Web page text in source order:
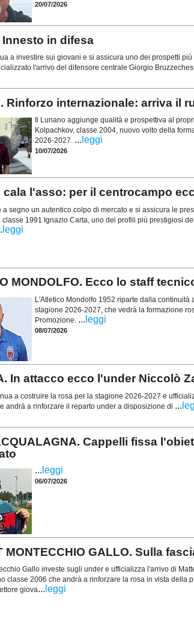
20/07/2026
Innesto in difesa
a investire sui giovani e si assicura uno dei prospetti
l'arrivo del difensore centrale Giorgio
Rinforzo internazionale: arriva il
Il Lunano aggiunge qualità e prospettiva al
Kolpachkov, classe 2004, nuovo volto della
2026-2027. ... leggi
10/07/2026
cala l'asso: per il centrocampo
a segno un autentico colpo di mercato e si assicura le
classe 1991 Ignazio Carta, uno dei profili più prestigiosi
leggi
MONDOLFO. Ecco lo staff
L'Atletico Mondolfo 1952 riparte dalla continuità
stagione 2026-2027, che vedrà la formazione
Promozione. ... leggi
08/07/2026
In attacco ecco l'under Niccolò
a costruire la rosa per la stagione 2026-2027 e
andrà a rinforzare il reparto under a disposizione di ...
Cappelli fissa
... leggi
06/07/2026
MONTECCHIO GALLO. Sulla
Gallo investe sugli under e ufficializza l'arrivo di
classe 2006 che andrà a rinforzare la rosa in vista della
giova... leggi